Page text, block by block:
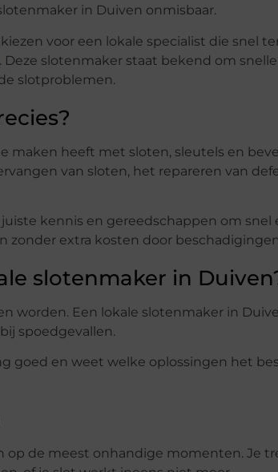
in Duiven onmisbaar.
voor een lokale specialist die snel
. Deze slotenmaker staat bekend om snelle
slotproblemen.
maken heeft met sloten, sleutels en
van sloten, het repareren van
kennis en gereedschappen om snel
zonder extra kosten door
slotenmaker in
worden. Een lokale slotenmaker in
spoedgevallen.
goed en weet welke oplossingen het
de meest onhandige momenten. Je